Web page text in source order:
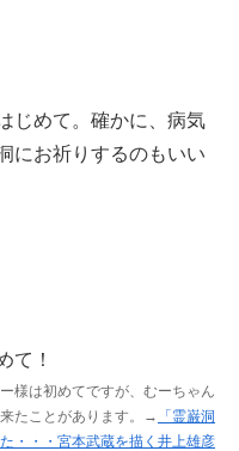
じめて。確かに、病気
にお祈りするのもいい
て！
様は初めてですが、むーちゃん
たことがあります。→
「霊巌洞
・・・宮本武蔵を描く井上雄彦